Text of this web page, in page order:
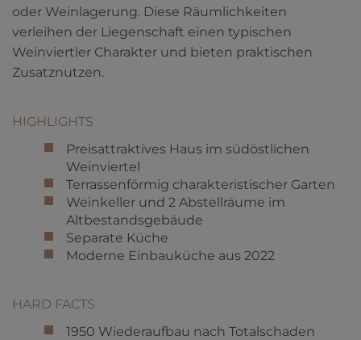
oder Weinlagerung. Diese Räumlichkeiten
verleihen der Liegenschaft einen typischen
Weinviertler Charakter und bieten praktischen
Zusatznutzen.
HIGHLIGHTS
Preisattraktives Haus im südöstlichen
Weinviertel
Terrassenförmig charakteristischer Garten
Weinkeller und 2 Abstellräume im
Altbestandsgebäude
Separate Küche
Moderne Einbauküche aus 2022
HARD FACTS
1950 Wiederaufbau nach Totalschaden